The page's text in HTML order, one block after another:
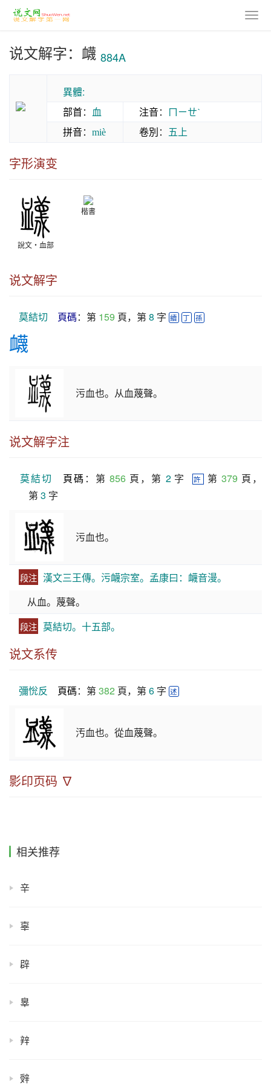
说文解字：衊 884A
異體:
部首： 血 注音： ㄇㄧㄝˋ
拼音： miè 卷別： 五上
字形演变
說文‧血部
楷書
说文解字
莫結切 頁碼：第 159 頁，第 8 字 續 丁 孫
衊
污血也。从血蔑聲。
说文解字注
莫結切 頁碼 ：第 856 頁，第 2 字 許 第 379 頁，
第 3 字
污血也。
段注 漢文三王傳。污衊宗室。孟康曰：衊音漫。
从血。蔑聲。
段注 莫結切。十五部。
说文系传
彌恱反 頁碼：第 382 頁，第 6 字 述
汚血也。從血蔑聲。
影印页码 ∇
相关推荐
辛
辜
辟
辠
辡
辤